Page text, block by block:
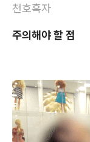
천호흑자
주의해야 할 점